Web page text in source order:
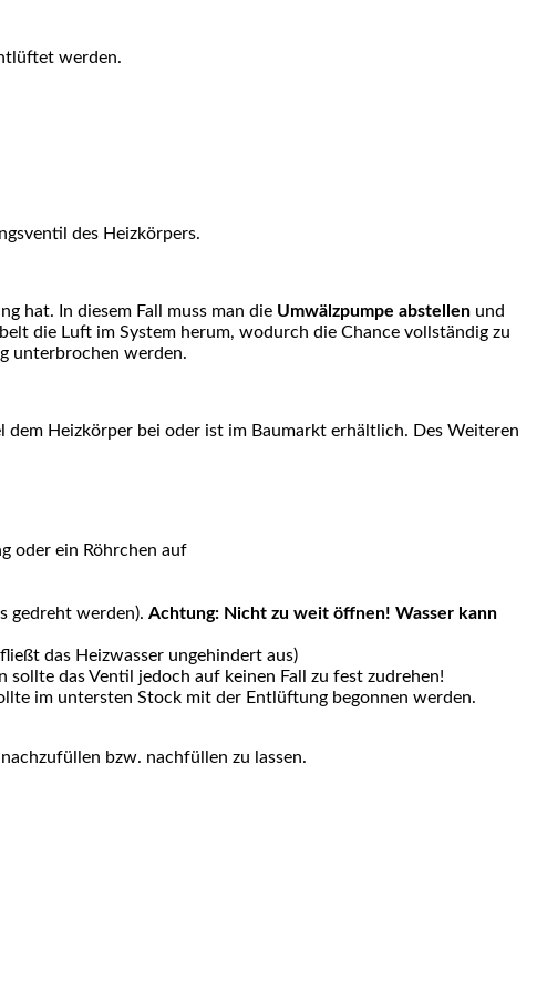
werden.
des Heizkörpers.
hat. In diesem Fall muss man die Umwälzpumpe abstellen und
die Luft im System herum, wodurch die Chance vollständig zu
unterbrochen werden.
dem Heizkörper bei oder ist im Baumarkt erhältlich. Des Weiteren
oder ein Röhrchen auf
gedreht werden). Achtung: Nicht zu weit öffnen! Wasser kann
das Heizwasser ungehindert aus)
das Ventil jedoch auf keinen Fall zu fest zudrehen!
im untersten Stock mit der Entlüftung begonnen werden.
bzw. nachfüllen zu lassen.